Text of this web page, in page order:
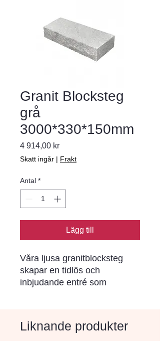
Granit Blocksteg
grå
3000*330*150mm
4 914,00 krPris
Skatt ingår | Frakt
Antal *
Lägg till
Våra ljusa granitblocksteg
skapar en tidlös och
inbjudande entré som
och höjer värdet på din
Liknande produkter